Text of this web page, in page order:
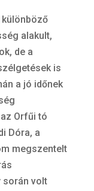
alakult,
de a
is
a jó időnek
Orfűi tó
Dóra, a
megszentelt
során volt